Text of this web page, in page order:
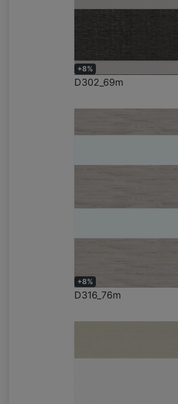
+8%
D302_69m
+8%
D316_76m